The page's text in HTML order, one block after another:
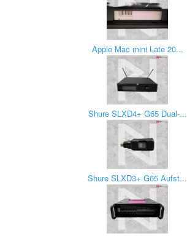
Apple Mac mini Late 20...
Shure SLXD4+ G65 Dual-...
Shure SLXD3+ G65 Aufst...